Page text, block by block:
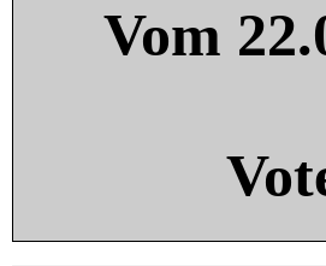
Vom